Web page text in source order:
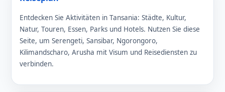
Entdecken Sie Aktivitäten in Tansania: Städte, Kultur,
Natur, Touren, Essen, Parks und Hotels. Nutzen Sie diese
Seite, um Serengeti, Sansibar, Ngorongoro,
Kilimandscharo, Arusha mit Visum und Reisediensten zu
verbinden.